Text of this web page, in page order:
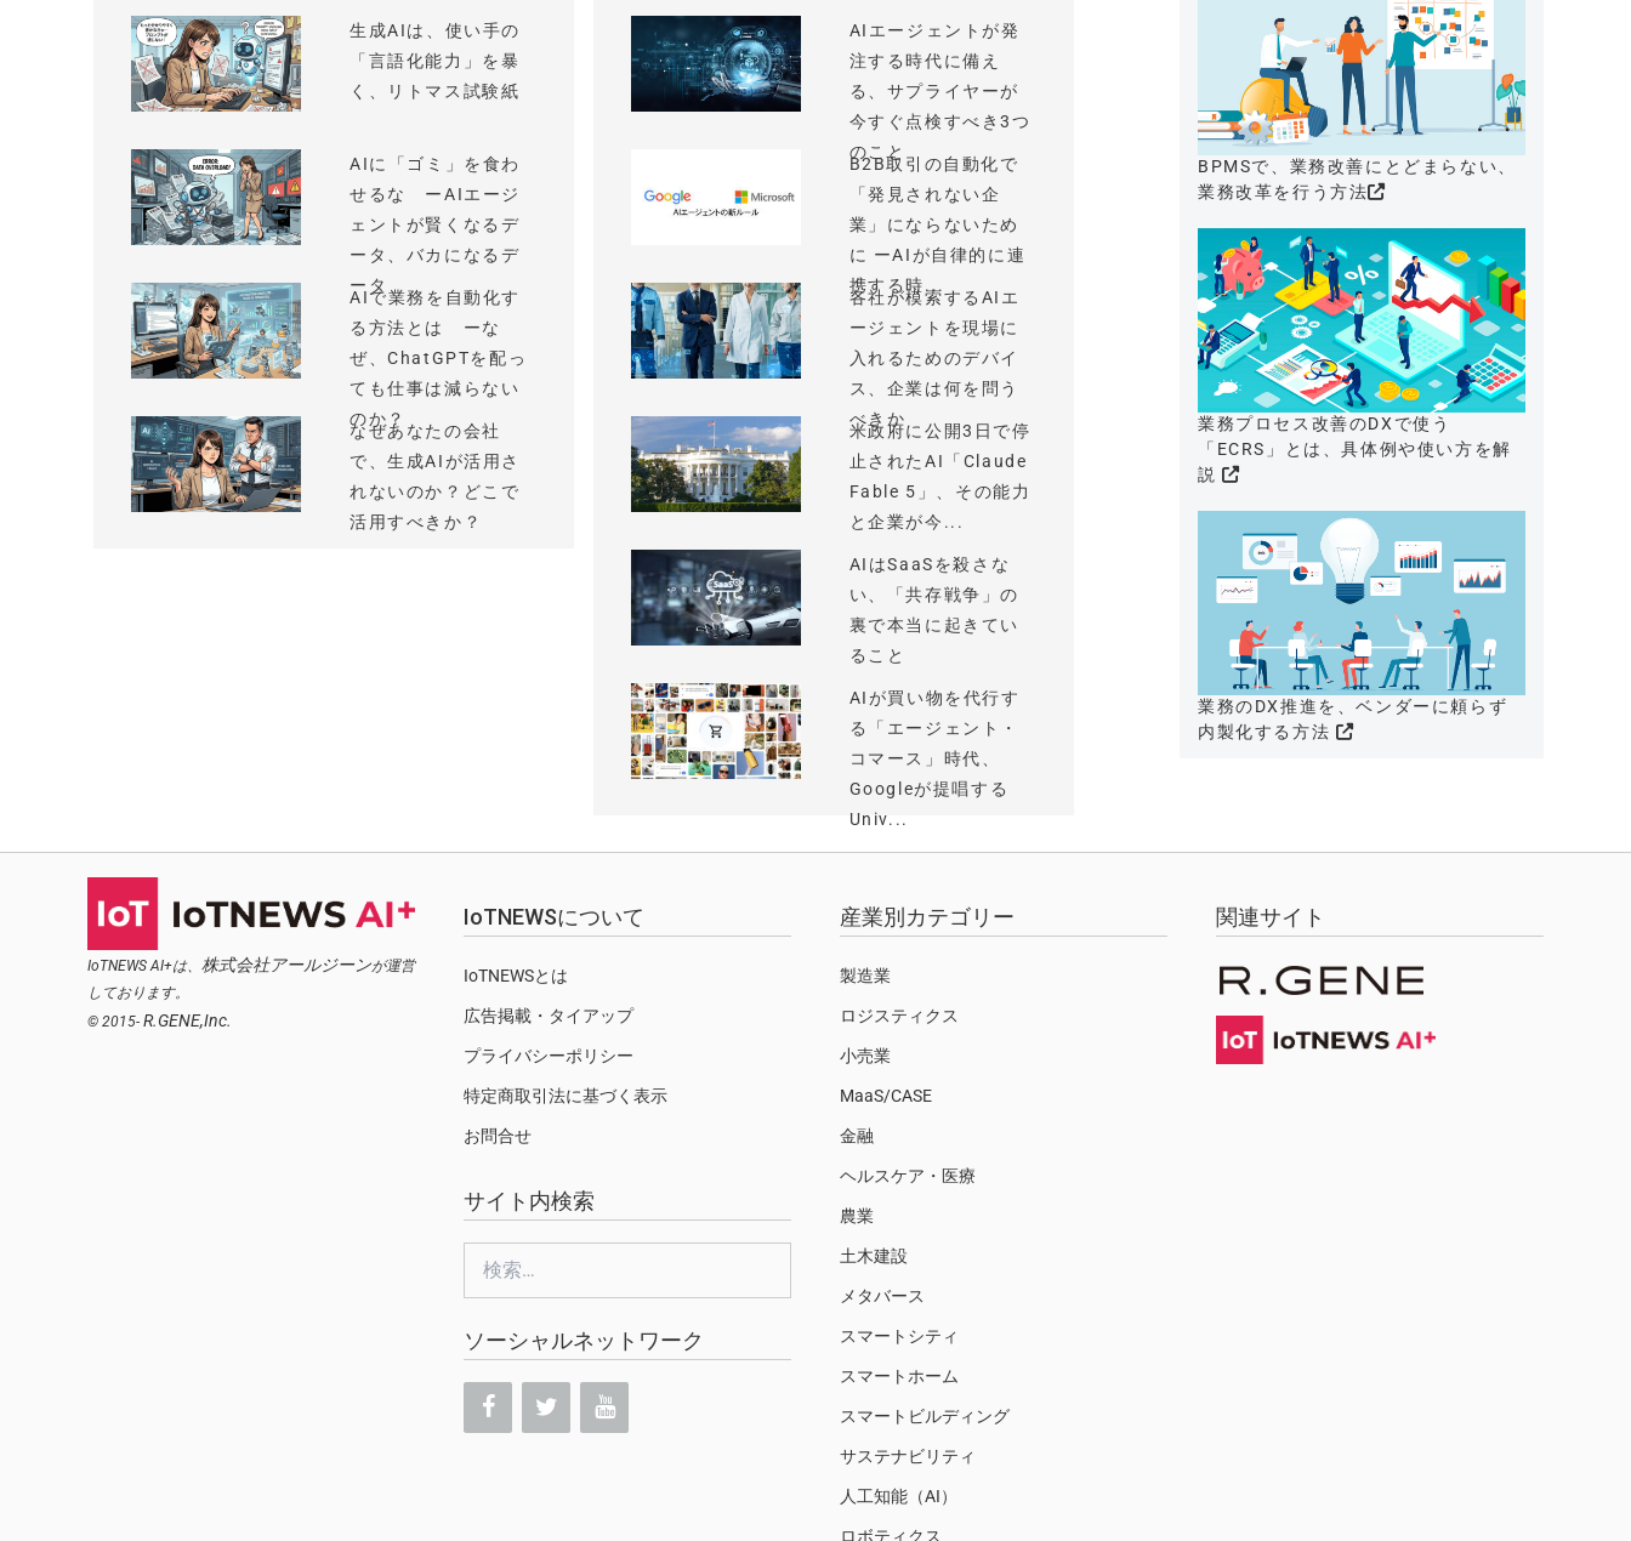
生成AIは、使い手の
「言語化能力」を暴
く、リトマス試験紙
AIに「ゴミ」を食わ
せるな ーAIエージ
ェントが賢くなるデ
ータ、バカになるデ
ータ
AIで業務を自動化す
る方法とは ーな
ぜ、ChatGPTを配っ
ても仕事は減らない
のか？
なぜあなたの会社
で、生成AIが活用さ
れないのか？どこで
活用すべきか？
AIエージェントが発
注する時代に備え
る、サプライヤーが
今すぐ点検すべき3つ
のこと
B2B取引の自動化で
「発見されない企
業」にならないため
に ーAIが自律的に連
携する時...
各社が模索するAIエ
ージェントを現場に
入れるためのデバイ
ス、企業は何を問う
べきか
米政府に公開3日で停
止されたAI「Claude
Fable 5」、その能力
と企業が今...
AIはSaaSを殺さな
い、「共存戦争」の
裏で本当に起きてい
ること
AIが買い物を代行す
る「エージェント・
コマース」時代、
Googleが提唱する
Univ...
BPMSで、業務改善にとどまらない、
業務改革を行う方法
業務プロセス改善のDXで使う
「ECRS」とは、具体例や使い方を解
説
業務のDX推進を、ベンダーに頼らず
内製化する方法
IoTNEWS AI+は、 株式会社アールジーンが運営
しております。
© 2015- R.GENE,Inc.
IoTNEWSについて
IoTNEWSとは
広告掲載・タイアップ
プライバシーポリシー
特定商取引法に基づく表示
お問合せ
サイト内検索
索:
ソーシャルネットワーク
産業別カテゴリー
製造業
ロジスティクス
小売業
MaaS/CASE
金融
ヘルスケア・医療
農業
土木建設
メタバース
スマートシティ
スマートホーム
スマートビルディング
サステナビリティ
人工知能（AI）
ロボティクス
関連サイト